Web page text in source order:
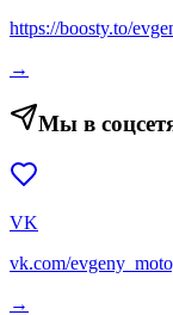
https://boosty.to/
→
Мы в
VK
vk.com/
→